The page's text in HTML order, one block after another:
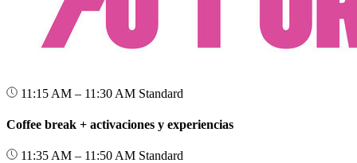
11:15 AM – 11:30 AM Standard
Coffee break + activaciones y experiencias
11:35 AM – 11:50 AM Standard